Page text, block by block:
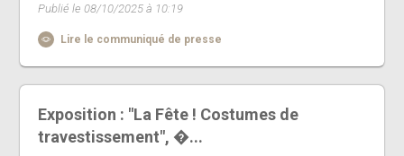
Publié le 08/10/2025 à 10:19
Lire le communiqué de presse
Exposition : "La Fête ! Costumes de
travestissement", �...